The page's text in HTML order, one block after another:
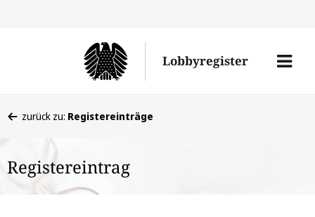
Lobbyregister
Menü
befinden
hier:
zurück zu: Registereinträge
Registereintrag